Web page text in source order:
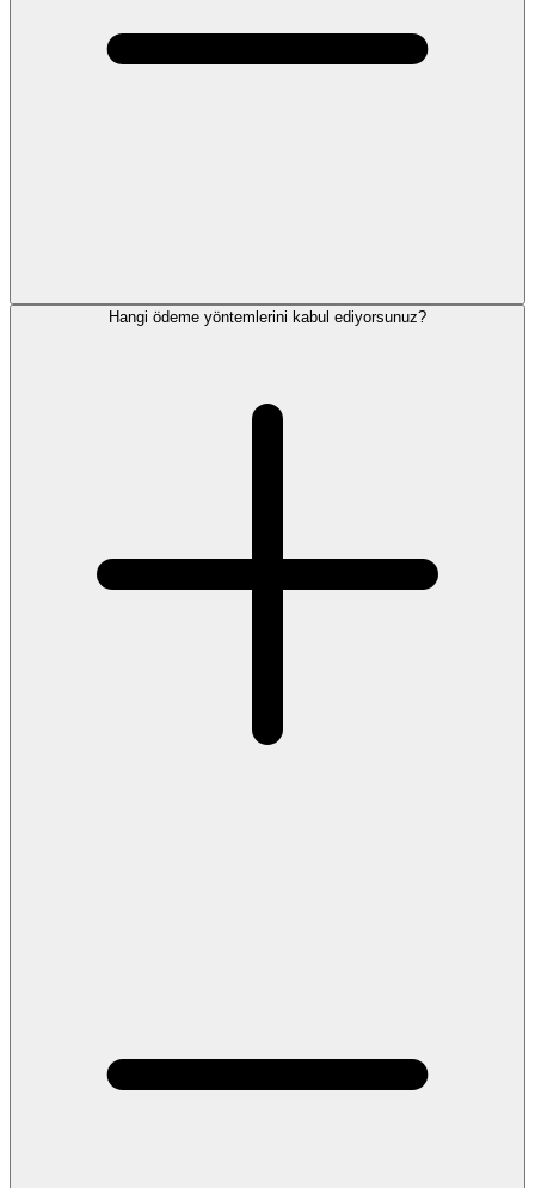
Hangi ödeme yöntemlerini kabul ediyorsunuz?